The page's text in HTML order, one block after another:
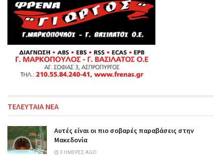
ΤΕΛΕΥΤΑΙΑ ΝΕΑ
Αυτές είναι οι πιο σοβαρές παραβάσεις στην
Μακεδονία
3 ΗΜΈΡΕΣ AGO